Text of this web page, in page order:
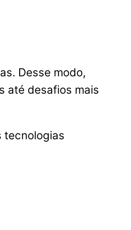
Desse modo,
até desafios mais
tecnologias